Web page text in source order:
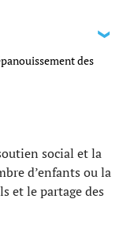
des
social et la
d’enfants ou la
et le partage des